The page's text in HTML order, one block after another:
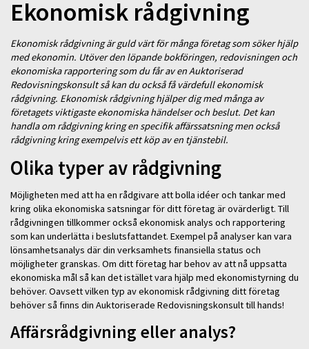
Ekonomisk rådgivning
Ekonomisk rådgivning är guld värt för många företag som söker hjälp
med ekonomin. Utöver den löpande bokföringen, redovisningen och
ekonomiska rapportering som du får av en Auktoriserad
Redovisningskonsult så kan du också få värdefull ekonomisk
rådgivning. Ekonomisk rådgivning hjälper dig med många av
företagets viktigaste ekonomiska händelser och beslut. Det kan
handla om rådgivning kring en specifik affärssatsning men också
rådgivning kring exempelvis ett köp av en tjänstebil.
Olika typer av rådgivning
Möjligheten med att ha en rådgivare att bolla idéer och tankar med
kring olika ekonomiska satsningar för ditt företag är ovärderligt. Till
rådgivningen tillkommer också ekonomisk analys och rapportering
som kan underlätta i beslutsfattandet. Exempel på analyser kan vara
lönsamhetsanalys där din verksamhets finansiella status och
möjligheter granskas. Om ditt företag har behov av att nå uppsatta
ekonomiska mål så kan det istället vara hjälp med ekonomistyrning du
behöver. Oavsett vilken typ av ekonomisk rådgivning ditt företag
behöver så finns din Auktoriserade Redovisningskonsult till hands!
Affärsrådgivning eller analys?